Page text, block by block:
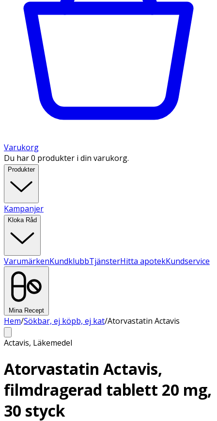
Varukorg
Du har 0 produkter i din varukorg.
Produkter
Kampanjer
Kloka Råd
VarumärkenKundklubbTjänsterHitta apotekKundservice
Mina Recept
Hem/Sökbar, ej köpb, ej kat/Atorvastatin Actavis
Actavis, Läkemedel
Atorvastatin Actavis,
filmdragerad tablett 20 mg,
30 styck